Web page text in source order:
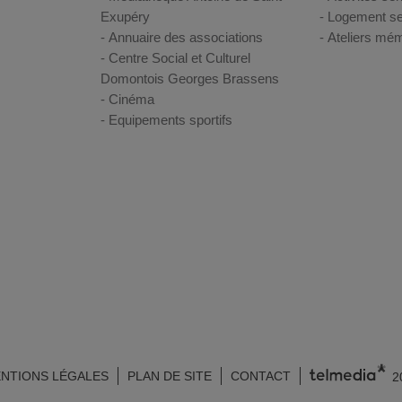
Exupéry
Annuaire des associations
Centre Social et Culturel
Domontois Georges Brassens
Cinéma
Equipements sportifs
Logement
Ateliers
LÉGALES PLAN DE SITE CONTACT